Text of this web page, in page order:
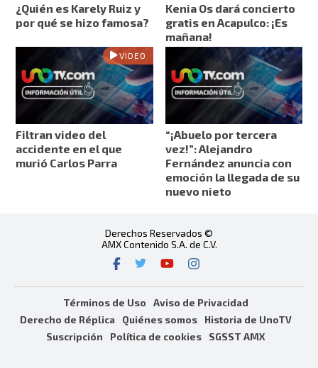
¿Quién es Karely Ruiz y
por qué se hizo famosa?
Kenia Os dará concierto
gratis en Acapulco: ¡Es
mañana!
VIDEO
Filtran video del
accidente en el que
murió Carlos Parra
“¡Abuelo por tercera
vez!”: Alejandro
Fernández anuncia con
emoción la llegada de su
nuevo nieto
Derechos Reservados ©
AMX Contenido S.A. de C.V.
Términos de Uso
Aviso de Privacidad
Derecho de Réplica
Quiénes somos
Historia de UnoTV
Suscripción
Política de cookies SGSST AMX